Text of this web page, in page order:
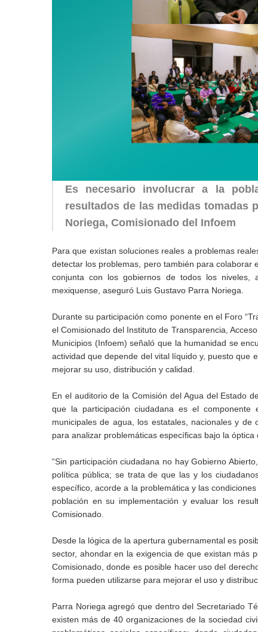
Es necesario involucrar a la
resultados de las medidas tomadas
Noriega, Comisionado del Infoem
Para que existan soluciones reales a problemas
detectar los problemas, pero también para colaborar
conjunta con los gobiernos de todos los
mexiquense, aseguró Luis Gustavo Parra Noriega.
Durante su participación como ponente en el Foro
el Comisionado del Instituto de Transparencia,
Municipios (Infoem) señaló que la humanidad se
actividad que depende del vital líquido y, puesto que
mejorar su uso, distribución y calidad.
En el auditorio de la Comisión del Agua del Estado
que la participación ciudadana es el componente
municipales de agua, los estatales, nacionales y
para analizar problemáticas específicas bajo la óptica
“Sin participación ciudadana no hay Gobierno
política pública; se trata de que las y los
específico, acorde a la problemática y las
población en su implementación y evaluar los
Comisionado.
Desde la lógica de la apertura gubernamental es
sector, ahondar en la exigencia de que existan más
Comisionado, donde es posible hacer uso del
forma pueden utilizarse para mejorar el uso y
Parra Noriega agregó que dentro del Secretariado
existen más de 40 organizaciones de la sociedad